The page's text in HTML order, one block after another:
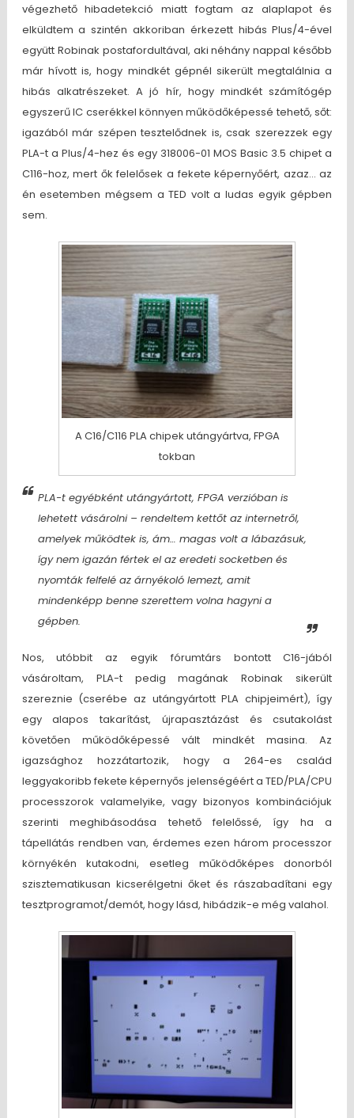
végezhető hibadetekció miatt fogtam az alaplapot és
elküldtem a szintén akkoriban érkezett hibás Plus/4-ével
együtt Robinak postafordultával, aki néhány nappal később
már hívott is, hogy mindkét gépnél sikerült megtalálnia a
hibás alkatrészeket. A jó hír, hogy mindkét számítógép
egyszerű IC cserékkel könnyen működőképessé tehető, sőt:
igazából már szépen tesztelődnek is, csak szerezzek egy
PLA-t a Plus/4-hez és egy 318006-01 MOS Basic 3.5 chipet a
C116-hoz, mert ők felelősek a fekete képernyőért, azaz… az
én esetemben mégsem a TED volt a ludas egyik gépben
sem.
A C16/C116 PLA chipek utángyártva, FPGA
tokban
PLA-t egyébként utángyártott, FPGA verzióban is
lehetett vásárolni – rendeltem kettőt az internetről,
amelyek működtek is, ám… magas volt a lábazásuk,
így nem igazán fértek el az eredeti socketben és
nyomták felfelé az árnyékoló lemezt, amit
mindenképp benne szerettem volna hagyni a
gépben.
Nos, utóbbit az egyik fórumtárs bontott C16-jából
vásároltam, PLA-t pedig magának Robinak sikerült
szereznie (cserébe az utángyártott PLA chipjeimért), így
egy alapos takarítást, újrapasztázást és csutakolást
követően működőképessé vált mindkét masina. Az
igazsághoz hozzátartozik, hogy a 264-es család
leggyakoribb fekete képernyős jelenségéért a TED/PLA/CPU
processzorok valamelyike, vagy bizonyos kombinációjuk
szerinti meghibásodása tehető felelőssé, így ha a
tápellátás rendben van, érdemes ezen három processzor
környékén kutakodni, esetleg működőképes donorból
szisztematikusan kicserélgetni őket és rászabadítani egy
tesztprogramot/demót, hogy lásd, hibádzik-e még valahol.